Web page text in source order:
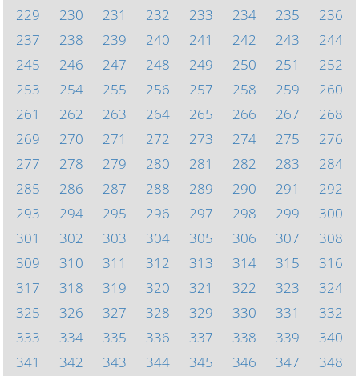
229
230 231 232 233 234 235
236
237
238 239 240 241 242 243
244
245
246 247 248 249 250 251
252
253
254 255 256 257 258 259
260
261
262 263 264 265 266 267
268
269
270 271 272 273 274 275
276
277
278 279 280 281 282 283
284
285
286 287 288 289 290 291
292
293
294 295 296 297 298 299
300
301
302 303 304 305 306 307
308
309
310 311 312 313 314 315
316
317
318 319 320 321 322 323
324
325
326 327 328 329 330 331
332
333
334 335 336 337 338 339
340
341
342 343 344 345 346 347 348